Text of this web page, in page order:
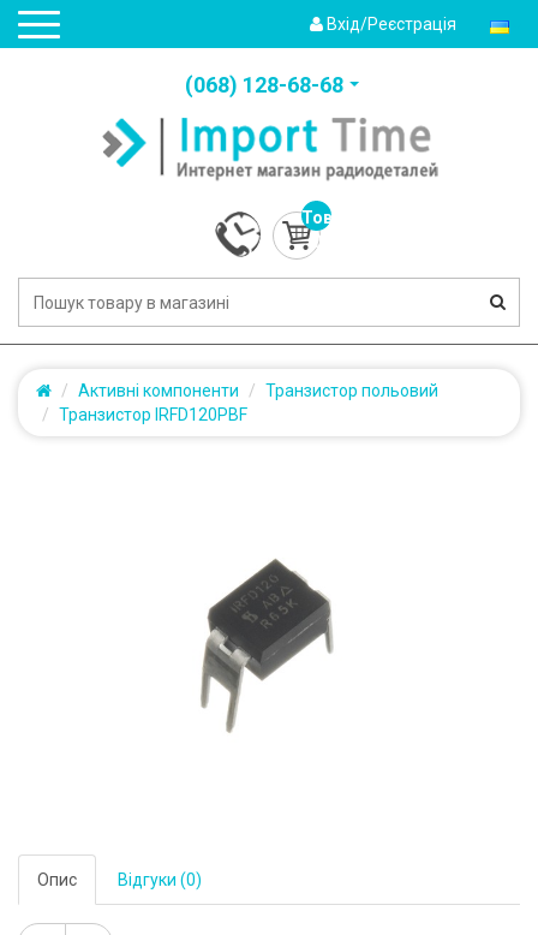
Вхід/Реєстрація
(‎068) 128-68-68
Товарів:
0
(0.0грн.)
Активні компоненти
Транзистор польовий
Транзистор IRFD120PBF
Опис Відгуки (0)